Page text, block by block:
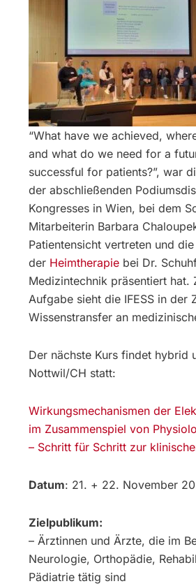
“What have we achieved,
and what do we need for a
successful for patients?”, war
der abschließenden
Kongresses in Wien, bei dem
Mitarbeiterin Barbara
Patientensicht vertreten und
der Heimtherapie bei Dr.
Medizintechnik präsentiert hat.
Aufgabe sieht die IFESS in der
Wissenstransfer an
Der nächste Kurs findet hybrid
Nottwil/CH statt:
Wirkungsmechanismen der
im Zusammenspiel von
– Schritt für Schritt zur
Datum: 21. + 22. November
Zielpublikum:
– Ärztinnen und Ärzte, die im
Neurologie, Orthopädie,
Pädiatrie tätig sind